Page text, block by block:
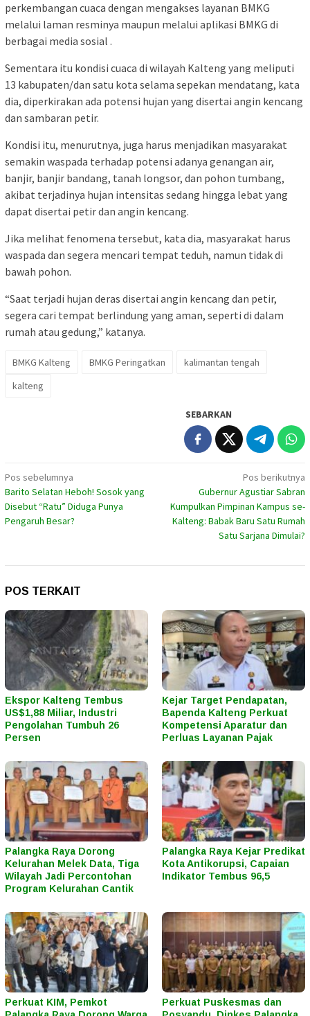
perkembangan cuaca dengan mengakses layanan BMKG
melalui laman resminya maupun melalui aplikasi BMKG di
berbagai media sosial .
Sementara itu kondisi cuaca di wilayah Kalteng yang meliputi
13 kabupaten/dan satu kota selama sepekan mendatang, kata
dia, diperkirakan ada potensi hujan yang disertai angin kencang
dan sambaran petir.
Kondisi itu, menurutnya, juga harus menjadikan masyarakat
semakin waspada terhadap potensi adanya genangan air,
banjir, banjir bandang, tanah longsor, dan pohon tumbang,
akibat terjadinya hujan intensitas sedang hingga lebat yang
dapat disertai petir dan angin kencang.
Jika melihat fenomena tersebut, kata dia, masyarakat harus
waspada dan segera mencari tempat teduh, namun tidak di
bawah pohon.
“Saat terjadi hujan deras disertai angin kencang dan petir,
segera cari tempat berlindung yang aman, seperti di dalam
rumah atau gedung,” katanya.
BMKG Kalteng BMKG Peringatkan
kalimantan tengah
kalteng
SEBARKAN
Navigasi
pos
Pos sebelumnya
Barito Selatan Heboh! Sosok yang
Disebut “Ratu” Diduga Punya
Pengaruh Besar?
Pos berikutnya
Gubernur Agustiar Sabran
Kumpulkan Pimpinan Kampus se-
Kalteng: Babak Baru Satu Rumah
Satu Sarjana Dimulai?
POS TERKAIT
Ekspor Kalteng Tembus
US$1,88 Miliar, Industri
Pengolahan Tumbuh 26
Persen
Kejar Target Pendapatan,
Bapenda Kalteng Perkuat
Kompetensi Aparatur dan
Perluas Layanan Pajak
Palangka Raya Dorong
Kelurahan Melek Data, Tiga
Wilayah Jadi Percontohan
Program Kelurahan Cantik
Palangka Raya Kejar Predikat
Kota Antikorupsi, Capaian
Indikator Tembus 96,5
Perkuat KIM, Pemkot
Perkuat Puskesmas dan